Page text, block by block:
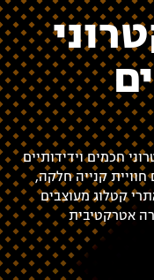
חכמים וידידותיים
קנייה חלקה,
קטלוג מעוצבים
אטרקטיבית